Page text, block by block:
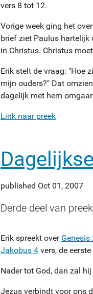
vers 8 tot 12.
Vorige week ging het
brief ziet Paulus hartelijk
in Christus. Christus
Erik stelt de vraag: "Hoe
mijn ouders?" Dat
dagelijk met hem
Link naar preek
published Oct 01, 2007
Derde deel van
Erik spreekt over Genesis
Jakobus 4 vers, de
Nader tot God, dan zal
Jezus verbindt voor ons